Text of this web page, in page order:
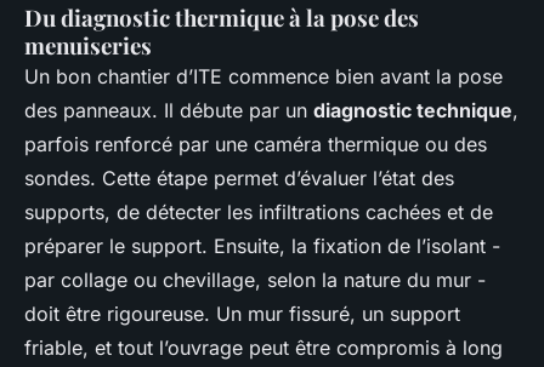
Du diagnostic thermique à la pose des
menuiseries
Un bon chantier d’ITE commence bien avant la pose
des panneaux. Il débute par un diagnostic technique,
parfois renforcé par une caméra thermique ou des
sondes. Cette étape permet d’évaluer l’état des
supports, de détecter les infiltrations cachées et de
préparer le support. Ensuite, la fixation de l’isolant -
par collage ou chevillage, selon la nature du mur -
doit être rigoureuse. Un mur fissuré, un support
friable, et tout l’ouvrage peut être compromis à long